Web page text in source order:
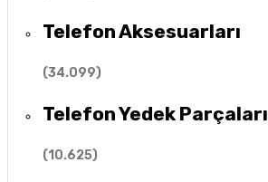
Telefon Aksesuarları
(34.099)
Telefon Yedek Parçaları
(10.625)